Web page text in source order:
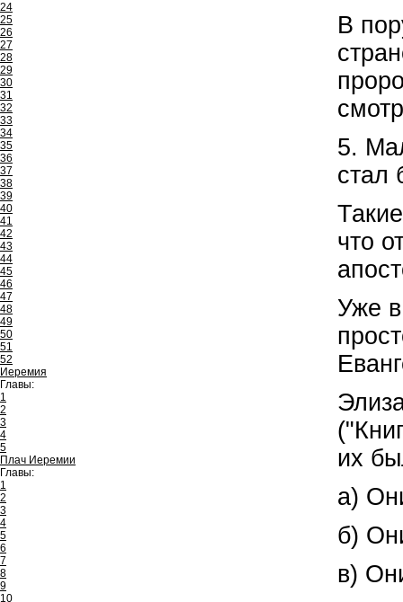
24
25
26
27
28
29
30
31
32
33
34
35
36
37
38
39
40
41
42
43
44
45
46
47
48
49
50
51
52
Иеремия
Главы:
1
2
3
4
5
Плач Иеремии
Главы:
1
2
3
4
5
6
7
8
9
10
В
5.
стал
что
Уже
их
а)
б)
в)